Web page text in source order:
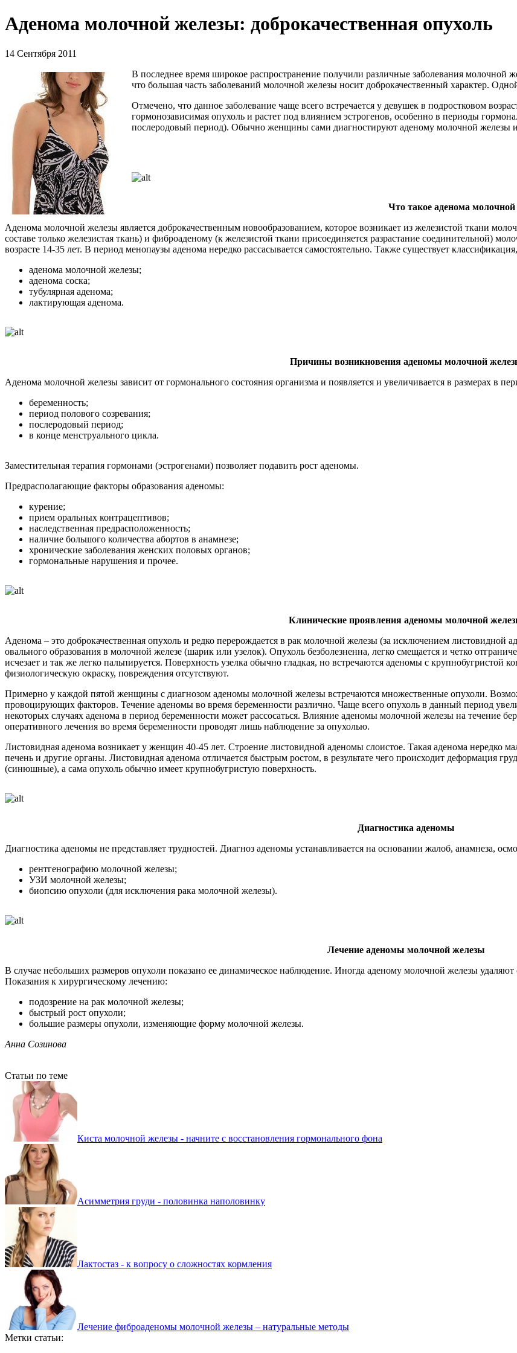
Аденома молочной железы: доброкачественная опухоль
14 Сентября 2011
В последнее время широкое распространение получили различные заболевания
что большая часть заболеваний молочной железы носит доброкачественный характер.
Отмечено, что данное заболевание чаще всего встречается у девушек в подростковом
гормонозависимая опухоль и растет под влиянием эстрогенов, особенно в периоды
послеродовый период). Обычно женщины сами диагностируют аденому молочной железы и
Что такое аденома
Аденома молочной железы является доброкачественным новообразованием, которое возникает из железистой ткани
составе только железистая ткань) и фиброаденому (к железистой ткани присоединяется разрастание соединительной)
возрасте 14-35 лет. В период менопаузы аденома нередко рассасывается самостоятельно. Также существует
аденома молочной железы;
аденома соска;
тубулярная аденома;
лактирующая аденома.
Причины возникновения аденомы молочной
Аденома молочной железы зависит от гормонального состояния организма и появляется и увеличивается в размерах в
беременность;
период полового созревания;
послеродовый период;
в конце менструального цикла.
Заместительная терапия гормонами (эстрогенами) позволяет подавить рост аденомы.
Предрасполагающие факторы образования аденомы:
курение;
прием оральных контрацептивов;
наследственная предрасположенность;
наличие большого количества абортов в анамнезе;
хронические заболевания женских половых органов;
гормональные нарушения и прочее.
Клинические проявления аденомы молочной
Аденома – это доброкачественная опухоль и редко перерождается в рак молочной железы (за исключением листовидной
овального образования в молочной железе (шарик или узелок). Опухоль безболезненна, легко смещается и четко
исчезает и так же легко пальпируется. Поверхность узелка обычно гладкая, но встречаются аденомы с
физиологическую окраску, повреждения отсутствуют.
Примерно у каждой пятой женщины с диагнозом аденомы молочной железы встречаются множественные опухоли.
провоцирующих факторов. Течение аденомы во время беременности различно. Чаще всего опухоль в данный период
некоторых случаях аденома в период беременности может рассосаться. Влияние аденомы молочной железы на течение
оперативного лечения во время беременности проводят лишь наблюдение за опухолью.
Листовидная аденома возникает у женщин 40-45 лет. Строение листовидной аденомы слоистое. Такая аденома нередко
печень и другие органы. Листовидная аденома отличается быстрым ростом, в результате чего происходит деформация
(синюшные), а сама опухоль обычно имеет крупнобугристую поверхность.
Диагностика аденомы
Диагностика аденомы не представляет трудностей. Диагноз аденомы устанавливается на основании жалоб, анамнеза,
рентгенографию молочной железы;
УЗИ молочной железы;
биопсию опухоли (для исключения рака молочной железы).
Лечение аденомы молочной железы
В случае небольших размеров опухоли показано ее динамическое наблюдение. Иногда аденому молочной железы
Показания к хирургическому лечению:
подозрение на рак молочной железы;
быстрый рост опухоли;
большие размеры опухоли, изменяющие форму молочной железы.
Анна Созинова
Статьи по теме
Киста молочной железы - начните с восстановления гормонального фона
Асимметрия груди - половинка наполовинку
Лактостаз - к вопросу о сложностях кормления
Лечение фиброаденомы молочной железы – натуральные методы
Метки статьи: